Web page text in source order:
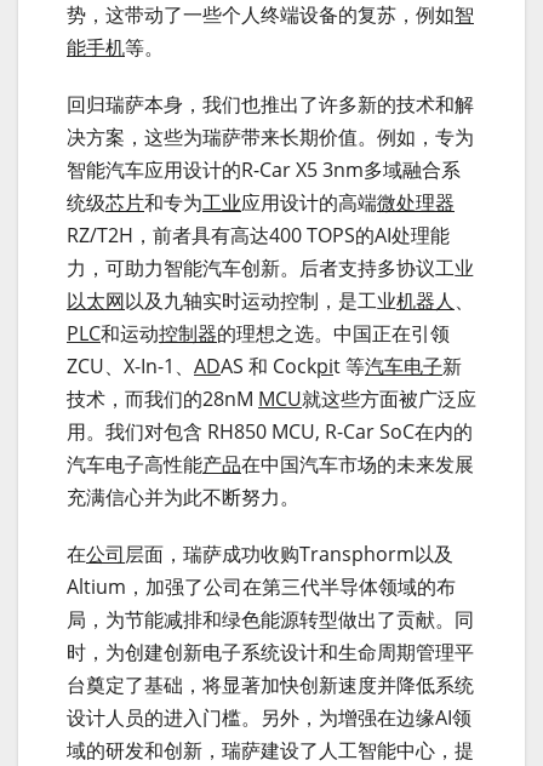
势，这带动了一些个人终端设备的复苏，例如智
能手机等。
回归瑞萨本身，我们也推出了许多新的技术和解
决方案，这些为瑞萨带来长期价值。例如，专为
智能汽车应用设计的R-Car X5 3nm多域融合系
统级芯片和专为工业应用设计的高端微处理器
RZ/T2H，前者具有高达400 TOPS的AI处理能
力，可助力智能汽车创新。后者支持多协议工业
以太网以及九轴实时运动控制，是工业机器人、
PLC和运动控制器的理想之选。中国正在引领
ZCU、X-In-1、 ADAS 和 Cockpit 等汽车电子新
技术，而我们的28nM MCU就这些方面被广泛应
用。我们对包含 RH850 MCU, R-Car SoC在内的
汽车电子高性能产品在中国汽车市场的未来发展
充满信心并为此不断努力。
在公司层面，瑞萨成功收购Transphorm以及
Altium，加强了公司在第三代半导体领域的布
局，为节能减排和绿色能源转型做出了贡献。同
时，为创建创新电子系统设计和生命周期管理平
台奠定了基础，将显著加快创新速度并降低系统
设计人员的进入门槛。另外，为增强在边缘AI领
域的研发和创新，瑞萨建设了人工智能中心，提